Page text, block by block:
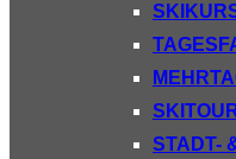
STADT-